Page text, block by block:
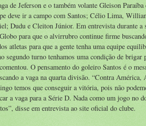
de Jeferson e o também volante Gleison
deve ir a campo com Santos; Célio Lima,
Dudu e Cleiton Júnior. Em entrevista durante a
para que o alvirrubro continue firme
para que a gente tenha uma equipe
segundo turno tenhamos uma condição de
O pensamento do goleiro Santos é o
a vaga na quarta divisão. “Contra América,
temos que conseguir a vitória, pois não
a vaga para a Série D. Nada como um jogo no
disse em entrevista ao site oficial do clube.